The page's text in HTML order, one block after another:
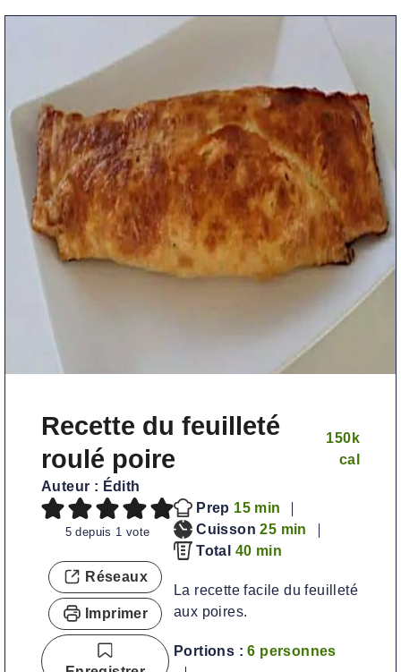
Recette du feuilleté
roulé poire
Auteur : Édith
150 k
cal
5depuis 1 vote
Réseaux
Imprimer
Prep 15m
i
n
t
min
Cuisson25m
i
u
s
min
Total 40m
n
e
min
La recette facile du feuilleté
aux poires.
Portions :6 personnes